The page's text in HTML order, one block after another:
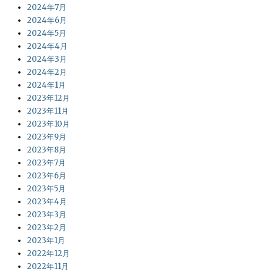
2024年7月
2024年6月
2024年5月
2024年4月
2024年3月
2024年2月
2024年1月
2023年12月
2023年11月
2023年10月
2023年9月
2023年8月
2023年7月
2023年6月
2023年5月
2023年4月
2023年3月
2023年2月
2023年1月
2022年12月
2022年11月